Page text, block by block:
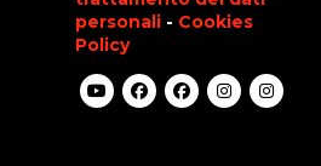
personali - Cookies
Policy